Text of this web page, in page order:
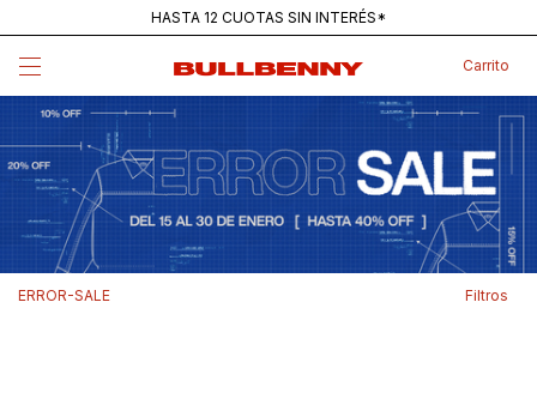
HASTA 12 CUOTAS SIN INTERÉS*
Carrito
ERROR-SALE Filtros